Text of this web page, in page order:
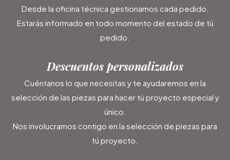
Desde la oficina técnica gestionamos cada pedido.
Estarás informado en todo momento del estado de tú
pedido.
Descuentos personalizados
Cuéntanos lo que necesitas y te ayudaremos en la
selección de las piezas para hacer tú proyecto especial y
único.
Nos involucramos contigo en la selección de piezas para
tú proyecto.